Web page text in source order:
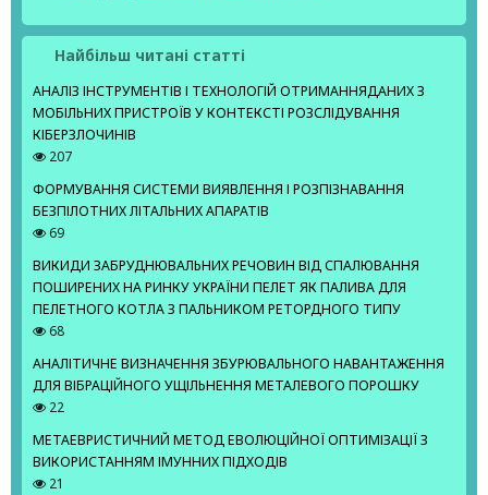
Найбільш читані статті
АНАЛІЗ ІНСТРУМЕНТІВ І ТЕХНОЛОГІЙ ОТРИМАННЯДАНИХ З
МОБІЛЬНИХ ПРИСТРОЇВ У КОНТЕКСТІ РОЗСЛІДУВАННЯ
КІБЕРЗЛОЧИНІВ
207
ФОРМУВАННЯ СИСТЕМИ ВИЯВЛЕННЯ І РОЗПІЗНАВАННЯ
БЕЗПІЛОТНИХ ЛІТАЛЬНИХ АПАРАТІВ
69
ВИКИДИ ЗАБРУДНЮВАЛЬНИХ РЕЧОВИН ВІД СПАЛЮВАННЯ
ПОШИРЕНИХ НА РИНКУ УКРАЇНИ ПЕЛЕТ ЯК ПАЛИВА ДЛЯ
ПЕЛЕТНОГО КОТЛА З ПАЛЬНИКОМ РЕТОРДНОГО ТИПУ
68
АНАЛІТИЧНЕ ВИЗНАЧЕННЯ ЗБУРЮВАЛЬНОГО НАВАНТАЖЕННЯ
ДЛЯ ВІБРАЦІЙНОГО УЩІЛЬНЕННЯ МЕТАЛЕВОГО ПОРОШКУ
22
МЕТАЕВРИСТИЧНИЙ МЕТОД ЕВОЛЮЦІЙНОЇ ОПТИМІЗАЦІЇ З
ВИКОРИСТАННЯМ ІМУННИХ ПІДХОДІВ
21